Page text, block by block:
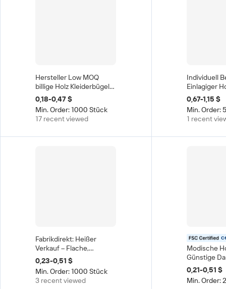
Hersteller Low MOQ
billige Holz Kleiderbügel
Holz Kleiderbügel, Kleider
anzug Holz Kleiderbügel
0,18-0,47 $
Min. Order: 1000 Stück
17 recent viewed
Individuell
Einlagiger
Natur- und
Garderobe
0,67-1,15 $
Min. Order:
1 recent
Fabrikdirekt: Heißer
Verkauf – Flache,
günstige Kleiderbügel
aus Holz, Großhandel,
natürliche Massivholz-
Kleiderbügel für
0,23-0,51 $
Min. Order: 1000 Stück
3 recent viewed
Modische
Günstige
Einstöckiger
0,21-0,51 $
Min. Order: